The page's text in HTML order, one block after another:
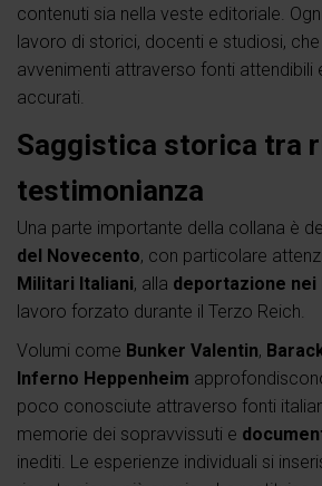
contenuti sia nella veste editoriale.
lavoro di storici, docenti e studiosi,
avvenimenti attraverso fonti attendibili
accurati.
Saggistica storica tra
testimonianza
Una parte importante della collana è
del Novecento, con particolare
Militari Italiani, alla deportazione
lavoro forzato durante il Terzo Reich.
Volumi come Bunker Valentin,
Inferno Heppenheim
poco conosciute attraverso fonti
memorie dei sopravvissuti e
inediti. Le esperienze individuali si